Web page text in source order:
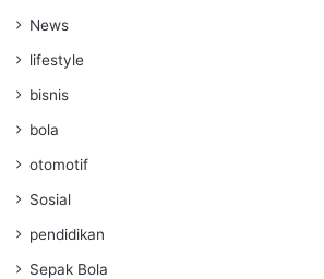
News
lifestyle
bisnis
bola
otomotif
Sosial
pendidikan
Sepak Bola